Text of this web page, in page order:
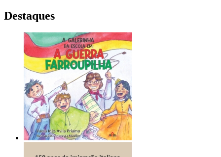
Destaques